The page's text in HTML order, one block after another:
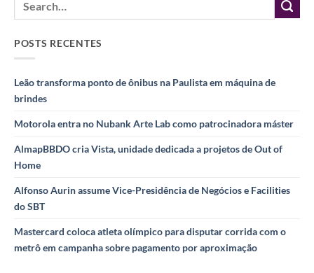
POSTS RECENTES
Leão transforma ponto de ônibus na Paulista em máquina de
brindes
Motorola entra no Nubank Arte Lab como patrocinadora máster
AlmapBBDO cria Vista, unidade dedicada a projetos de Out of
Home
Alfonso Aurin assume Vice-Presidência de Negócios e Facilities
do SBT
Mastercard coloca atleta olímpico para disputar corrida com o
metrô em campanha sobre pagamento por aproximação